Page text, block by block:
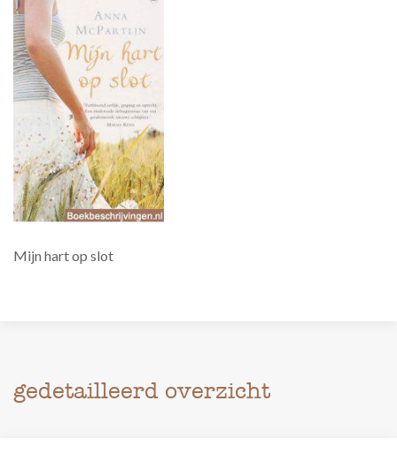
Mijn hart op slot
gedetailleerd overzicht